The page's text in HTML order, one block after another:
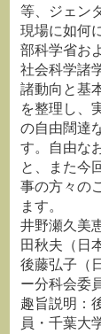
等、ジェン
現場に如何
部科学省お
社会科学諸
諸動向と基
を整理し、
の自由闊達
す。自由な
と、また今
事の方々の
ます。
井野瀬久美
田秋夫（日
後藤弘子（
ー分科会委
趣旨説明：
員・千葉大